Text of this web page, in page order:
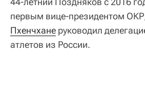
первым вице-президентом
Пхенчхане руководил
атлетов из России.